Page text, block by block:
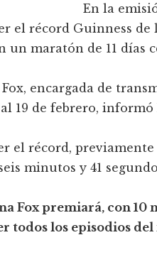
En la
el récord Guinness de
un maratón de 11 días
encargada de
19 de febrero, informó
el récord,
minutos y 41
Fox premiará, con 10
todos los episodios